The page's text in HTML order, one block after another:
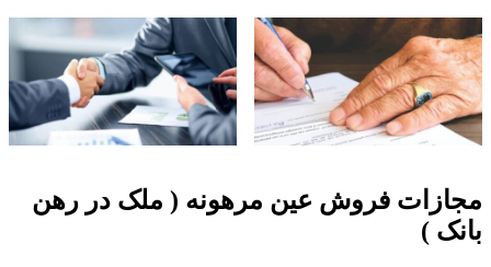
مجازات فروش عین مرهونه ( ملک در رهن
بانک )